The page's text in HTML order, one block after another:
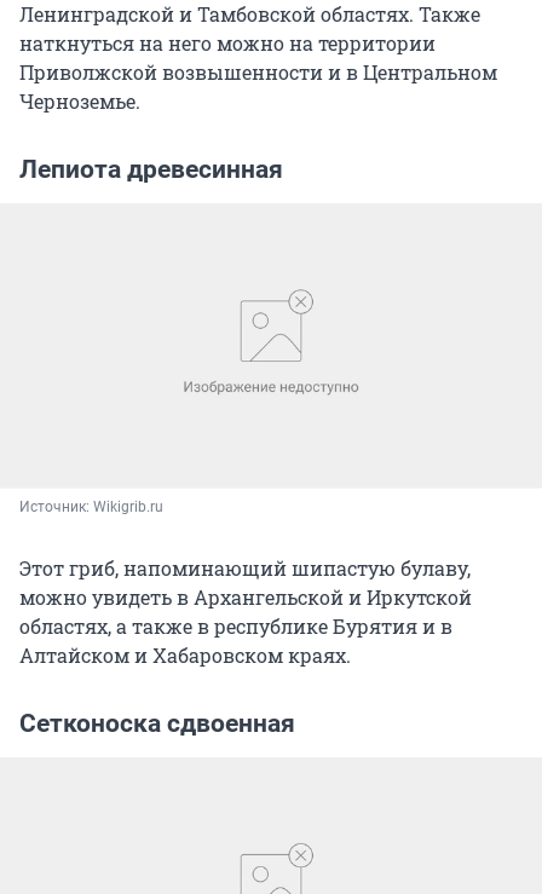
Ленинградской и Тамбовской областях. Также
наткнуться на него можно на территории
Приволжской возвышенности и в Центральном
Черноземье.
Лепиота древесинная
Источник: Wikigrib.ru
Этот гриб, напоминающий шипастую булаву,
можно увидеть в Архангельской и Иркутской
областях, а также в республике Бурятия и в
Алтайском и Хабаровском краях.
Сетконоска сдвоенная